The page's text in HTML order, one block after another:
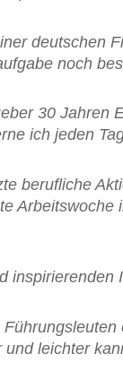
deutschen
noch
30 Jahren
ich jeden
berufliche
inspirierenden
leichter